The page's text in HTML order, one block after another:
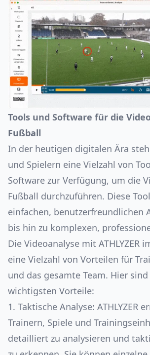
Tools und Software für die
Fußball
In der heutigen digitalen Ära
und Spielern eine Vielzahl von
Software zur Verfügung, um die
Fußball durchzuführen. Diese
einfachen, benutzerfreundlichen
bis hin zu komplexen,
Die Videoanalyse mit ATHLYZER
eine Vielzahl von Vorteilen für
und das gesamte Team. Hier
wichtigsten Vorteile:
1. Taktische Analyse: ATHLYZER
Trainern, Spiele und
detailliert zu analysieren und